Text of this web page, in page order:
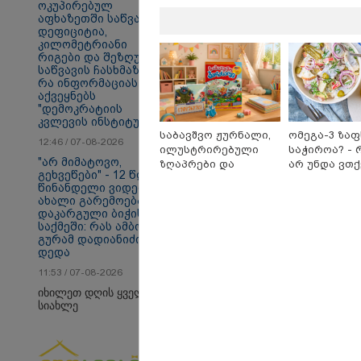
პოლიტიკა
ოკუპირებულ
აფხაზეთში საწვავის
დეფიციტია,
კილომეტრიანი
რიგები და შეზღუდვა
საწვავის ჩასხმაზე -
რა ინფორმაციას
აქვეყნებს
"დემოკრატიის
კვლევის ინსტიტუტის“
12:46 / 07-08-2026
"არ მიმატოვო,
გეხვეწები" - 12 წლის
წინანდელი ვიდეო და
ახალი გარემოება
დაკარგული ბიჭის
საქმეში: რას ამბობს
გურამ დადიანიძის
დედა
11:53 / 07-08-2026
იხილეთ დღის ყველა
სიახლე
საბავშვო ჟურნალი,
ილუსტრირებული
ზღაპრები და
ომეგა-3
საჭიროა? -
არ უნდა